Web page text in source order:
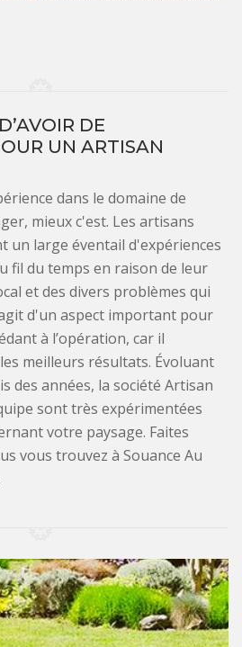
DE
UN ARTISAN
dans le domaine de
mieux c'est. Les artisans
un large éventail d'expériences
fil du temps en raison de leur
et des divers problèmes qui
d'un aspect important pour
à l’opération, car il
meilleurs résultats. Évoluant
des années, la société Artisan
sont très expérimentées
votre paysage. Faites
vous trouvez à Souance Au